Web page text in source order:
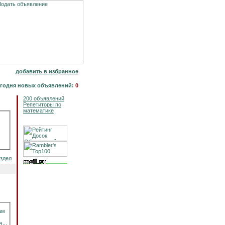
добавить в избранное
новых объявлений: 0
200 объявлений
Репетиторы по
математике